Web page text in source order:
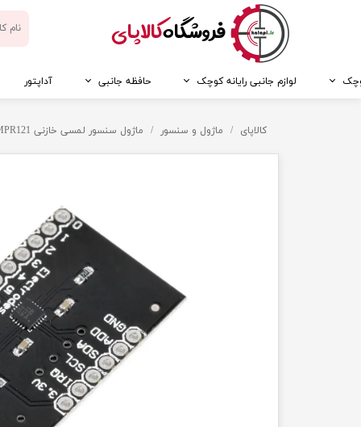
​فروشگاهکالاپای
لوازم جانبی رایانه کوچک حافظه جانبی آداپتور
کالاپای ماژول و سنسور ماژول سنسور لمسی خازنی MPR121